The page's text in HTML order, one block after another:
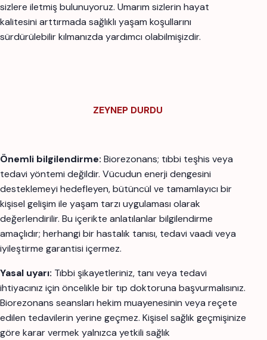
sizlere iletmiş bulunuyoruz. Umarım sizlerin hayat
kalitesini arttırmada sağlıklı yaşam koşullarını
sürdürülebilir kılmanızda yardımcı olabilmişizdir.
ZEYNEP DURDU
Önemli bilgilendirme: Biorezonans; tıbbi teşhis veya
tedavi yöntemi değildir. Vücudun enerji dengesini
desteklemeyi hedefleyen, bütüncül ve tamamlayıcı bir
kişisel gelişim ile yaşam tarzı uygulaması olarak
değerlendirilir. Bu içerikte anlatılanlar bilgilendirme
amaçlıdır; herhangi bir hastalık tanısı, tedavi vaadi veya
iyileştirme garantisi içermez.
Yasal uyarı: Tıbbi şikayetleriniz, tanı veya tedavi
ihtiyacınız için öncelikle bir tıp doktoruna başvurmalısınız.
Biorezonans seansları hekim muayenesinin veya reçete
edilen tedavilerin yerine geçmez. Kişisel sağlık geçmişinize
göre karar vermek yalnızca yetkili sağlık